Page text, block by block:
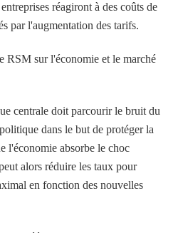
réagiront à des coûts de
par l'augmentation des tarifs.
RSM sur l'économie et le marché
centrale doit parcourir le bruit du
dans le but de protéger la
l'économie absorbe le choc
alors réduire les taux pour
en fonction des nouvelles